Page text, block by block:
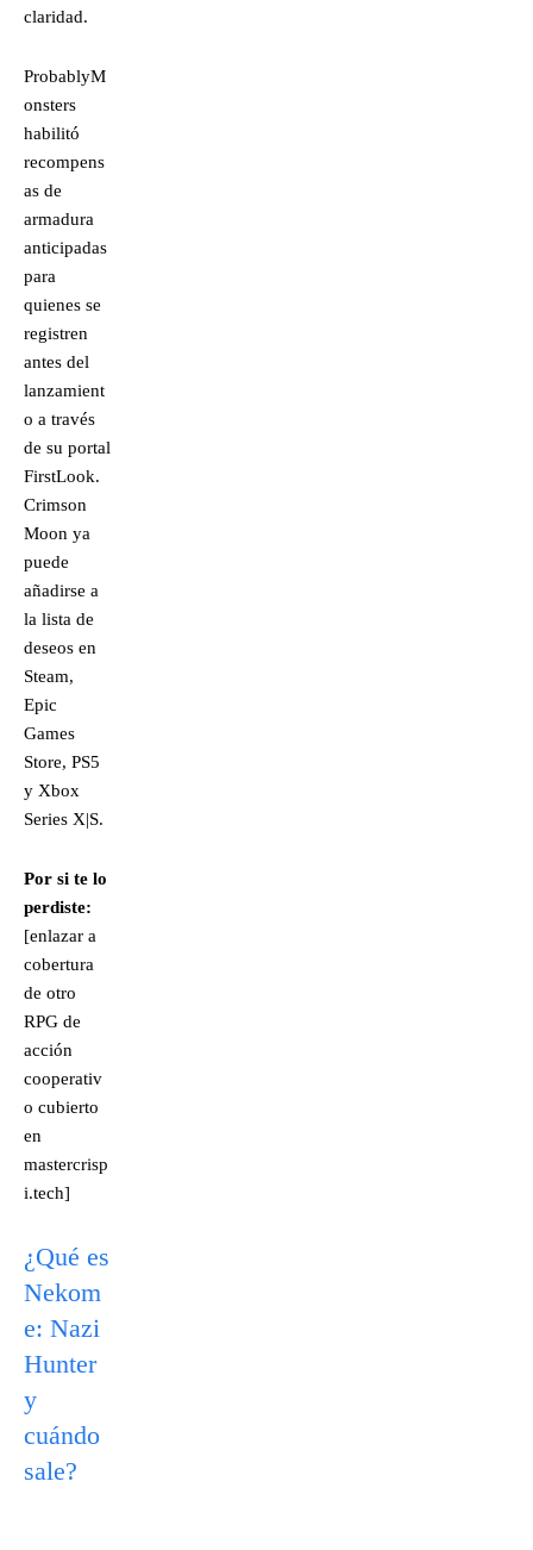
claridad.
ProbablyM
onsters
habilitó
recompens
as de
armadura
anticipadas
para
quienes se
registren
antes del
lanzamient
o a través
de su portal
FirstLook.
Crimson
Moon ya
puede
añadirse a
la lista de
deseos en
Steam,
Epic
Games
Store, PS5
y Xbox
Series X|S.
Por si te lo
perdiste:
[enlazar a
cobertura
de otro
RPG de
acción
cooperativ
o cubierto
en
mastercrisp
i.tech]
¿Qué es
Nekom
e: Nazi
Hunter
y
cuándo
sale?